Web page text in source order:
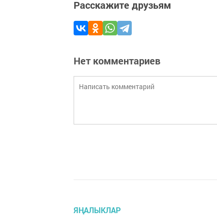
Расскажите друзьям
Нет комментариев
ЯҢАЛЫКЛАР